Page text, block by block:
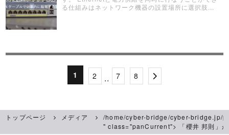
る仕組みはネットワーク機器の設置場所に選択肢...
1 2 .. 7 8
トップページ メディア
/home/cyber-bridge/cyber-bridge.jp/
" class="panCurrent">
「櫻井 邦則」